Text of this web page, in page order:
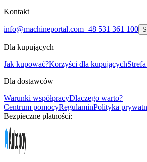
Kontakt
info@machineportal.com+48 531 361 100
Dla kupujących
Jak kupować?Korzyści dla kupujących
Dla dostawców
Warunki współpracyDlaczego warto?
Centrum pomocyRegulaminPolityka
Bezpieczne płatności: